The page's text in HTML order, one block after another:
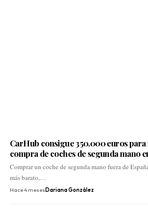
CarHub consigue 350.000 euros
compra de coches de segunda mano
Comprar un coche de segunda mano fuera de
más barato,…
Hace 4 mesesDariana González